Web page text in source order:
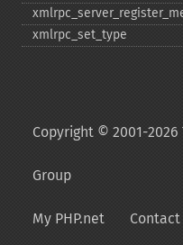
xmlrpc_​set_​type
Copyright © 2001-
Group
My PHP.net Contact